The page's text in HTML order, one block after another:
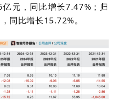
元，同比增长7.47%；归
同比增长15.72%。